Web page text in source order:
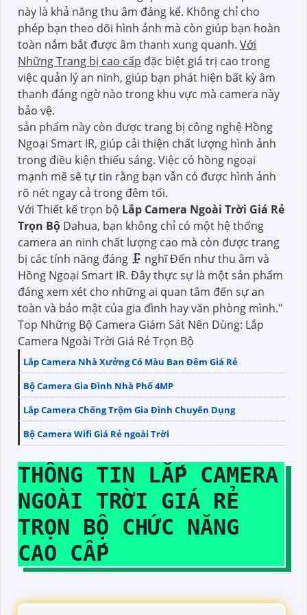
này là khả năng thu âm đáng kể. Không chỉ cho
phép bạn theo dõi hình ảnh mà còn giúp bạn hoàn
toàn nắm bắt được âm thanh xung quanh. Với
Những Trang bị cao cấp đặc biệt giá trị cao trong
việc quản lý an ninh, giúp bạn phát hiện bất kỳ âm
thanh đáng ngờ nào trong khu vực mà camera này
bảo vệ.
sản phẩm này còn được trang bị công nghệ Hồng
Ngoại Smart IR, giúp cải thiện chất lượng hình ảnh
trong điều kiện thiếu sáng. Việc có hồng ngoại
mạnh mẽ sẽ tự tin rằng bạn vẫn có được hình ảnh
rõ nét ngay cả trong đêm tối.
Với Thiết kế trọn bộ Lắp Camera Ngoài Trời Giá Rẻ
Trọn Bộ Dahua, bạn không chỉ có một hệ thống
camera an ninh chất lượng cao mà còn được trang
bị các tính năng đáng 🗜️ nghĩ Đến như thu âm và
Hồng Ngoại Smart IR. Đây thực sự là một sản phẩm
đáng xem xét cho những ai quan tâm đến sự an
toàn và bảo mật của gia đình hay văn phòng mình."
Top Những Bộ Camera Giám Sát Nên Dùng: Lắp
Camera Ngoài Trời Giá Rẻ Trọn Bộ
Lắp Camera Nhà Xưởng Có Màu Ban Đêm Giá Rẻ
Bộ Camera Gia Đình Nhà Phố 4MP
Lắp Camera Chống Trộm Gia Đình Chuyên Dụng
Bộ Camera Wifi Giá Rẻ ngoài Trời
THÔNG TIN LẮP CAMERA
NGOÀI TRỜI GIÁ RẺ
TRỌN BỘ CHỨC NĂNG
CAO CẤP